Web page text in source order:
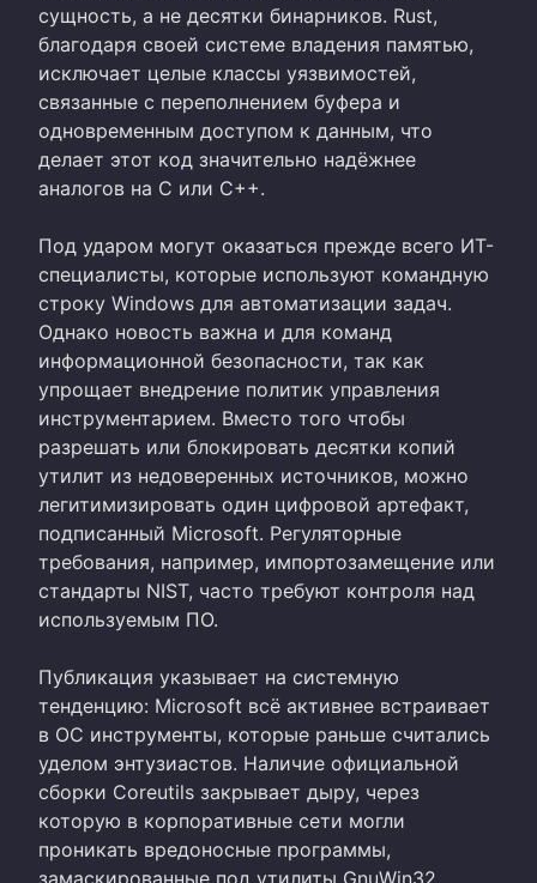
сущность, а не десятки бинарников. Rust,
благодаря своей системе владения памятью,
исключает целые классы уязвимостей,
связанные с переполнением буфера и
одновременным доступом к данным, что
делает этот код значительно надёжнее
аналогов на C или C++.
Под ударом могут оказаться прежде всего ИТ-
специалисты, которые используют командную
строку Windows для автоматизации задач.
Однако новость важна и для команд
информационной безопасности, так как
упрощает внедрение политик управления
инструментарием. Вместо того чтобы
разрешать или блокировать десятки копий
утилит из недоверенных источников, можно
легитимизировать один цифровой артефакт,
подписанный Microsoft. Регуляторные
требования, например, импортозамещение или
стандарты NIST, часто требуют контроля над
используемым ПО.
Публикация указывает на системную
тенденцию: Microsoft всё активнее встраивает
в ОС инструменты, которые раньше считались
уделом энтузиастов. Наличие официальной
сборки Coreutils закрывает дыру, через
которую в корпоративные сети могли
проникать вредоносные программы,
замаскированные под утилиты GnuWin32.